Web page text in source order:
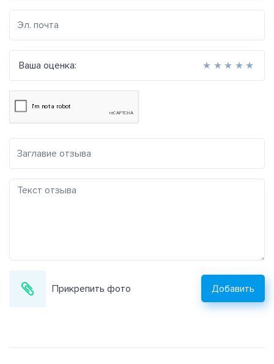
Ваша оценка: ★
★
★
★
★
Прикрепить фото Добавить